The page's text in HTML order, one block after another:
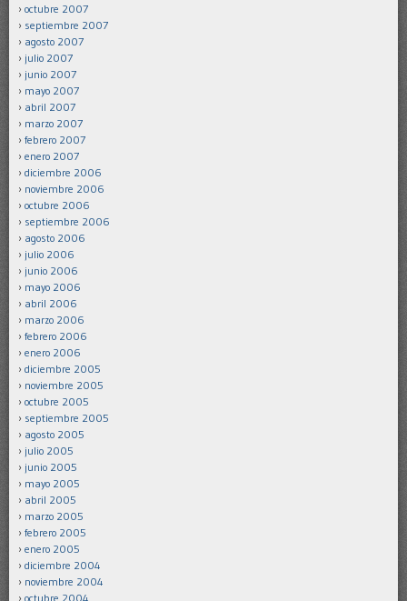
octubre 2007
septiembre 2007
agosto 2007
julio 2007
junio 2007
mayo 2007
abril 2007
marzo 2007
febrero 2007
enero 2007
diciembre 2006
noviembre 2006
octubre 2006
septiembre 2006
agosto 2006
julio 2006
junio 2006
mayo 2006
abril 2006
marzo 2006
febrero 2006
enero 2006
diciembre 2005
noviembre 2005
octubre 2005
septiembre 2005
agosto 2005
julio 2005
junio 2005
mayo 2005
abril 2005
marzo 2005
febrero 2005
enero 2005
diciembre 2004
noviembre 2004
octubre 2004